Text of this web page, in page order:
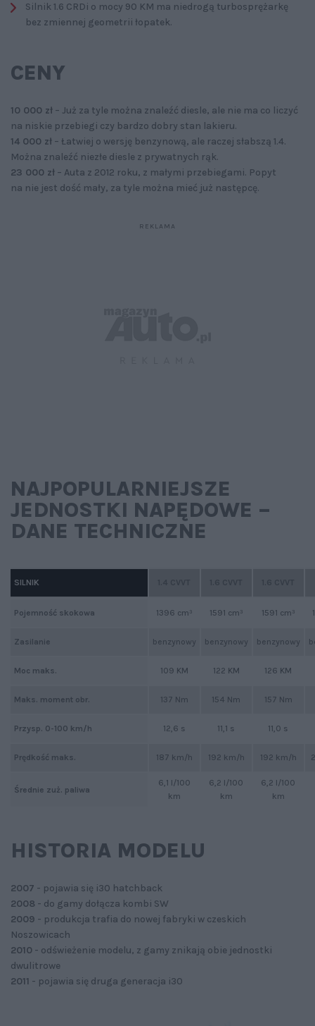
Silnik 1.6 CRDi o mocy 90 KM ma niedrogą turbosprężarkę
bez zmiennej geometrii łopatek.
CENY
10 000 zł – Już za tyle można znaleźć diesle, ale nie ma co liczyć
na niskie przebiegi czy bardzo dobry stan lakieru.
14 000 zł – Łatwiej o wersję benzynową, ale raczej słabszą 1.4.
Można znaleźć niezłe diesle z prywatnych rąk.
23 000 zł – Auta z 2012 roku, z małymi przebiegami. Popyt
na nie jest dość mały, za tyle można mieć już następcę.
NAJPOPULARNIEJSZE
JEDNOSTKI NAPĘDOWE –
DANE TECHNICZNE
1396 cm³ 1591 cm³ 1591 cm³
benzynowy benzynowy benzynowy
109 KM 122 KM 126 KM
137 Nm 154 Nm 157 Nm
12,6 s 11,1 s 11,0 s
187 km/h 192 km/h 192 km/h
6,1 l/100
km
6,2 l/100
km
6,2 l/100
km
SILNIK
Pojemność skokowa
Zasilanie
Moc maks.
Maks. moment obr.
Przysp. 0-100 km/h
Prędkość maks.
Średnie zuż. paliwa
HISTORIA MODELU
2007 - pojawia się i30 hatchback
2008 - do gamy dołącza kombi SW
2009 - produkcja trafia do nowej fabryki w czeskich
Noszowicach
2010 - odświeżenie modelu, z gamy znikają obie jednostki
dwulitrowe
2011 - pojawia się druga generacja i30